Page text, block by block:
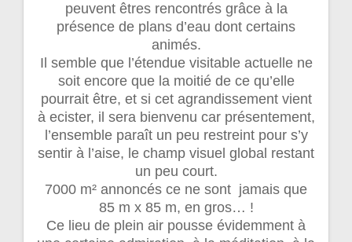
peuvent êtres rencontrés grâce à la
présence de plans d’eau dont certains
animés.
Il semble que l’étendue visitable actuelle ne
soit encore que la moitié de ce qu’elle
pourrait être, et si cet agrandissement vient
à ecister, il sera bienvenu car présentement,
l’ensemble paraît un peu restreint pour s’y
sentir à l’aise, le champ visuel global restant
un peu court.
7000 m² annoncés ce ne sont jamais que
85 m x 85 m, en gros… !
Ce lieu de plein air pousse évidemment à